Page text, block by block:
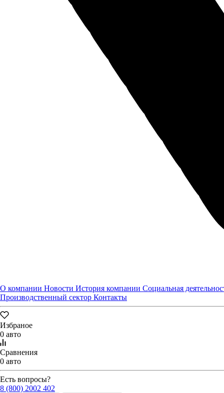
О компании Новости История компании Социальная
Производственный сектор Контакты
Избраное
0 авто
Сравнения
0 авто
Есть вопросы?
8 (800) 2002 402